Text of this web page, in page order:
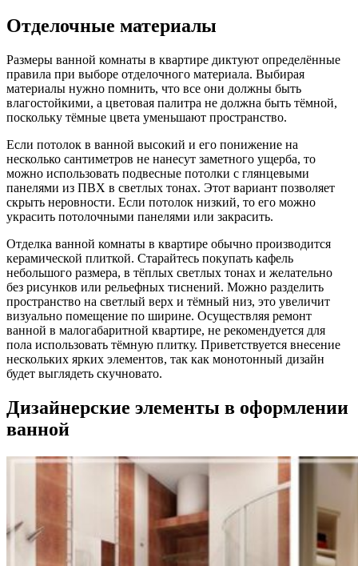
Отделочные материалы
Размеры ванной комнаты в квартире диктуют определённые
правила при выборе отделочного материала. Выбирая
материалы нужно помнить, что все они должны быть
влагостойкими, а цветовая палитра не должна быть тёмной,
поскольку тёмные цвета уменьшают пространство.
Если потолок в ванной высокий и его понижение на
несколько сантиметров не нанесут заметного ущерба, то
можно использовать подвесные потолки с глянцевыми
панелями из ПВХ в светлых тонах. Этот вариант позволяет
скрыть неровности. Если потолок низкий, то его можно
украсить потолочными панелями или закрасить.
Отделка ванной комнаты в квартире обычно производится
керамической плиткой. Старайтесь покупать кафель
небольшого размера, в тёплых светлых тонах и желательно
без рисунков или рельефных тиснений. Можно разделить
пространство на светлый верх и тёмный низ, это увеличит
визуально помещение по ширине. Осуществляя ремонт
ванной в малогабаритной квартире, не рекомендуется для
пола использовать тёмную плитку. Приветствуется внесение
нескольких ярких элементов, так как монотонный дизайн
будет выглядеть скучновато.
Дизайнерские элементы в оформлении
ванной